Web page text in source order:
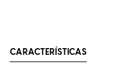
CARACTERÍSTICAS